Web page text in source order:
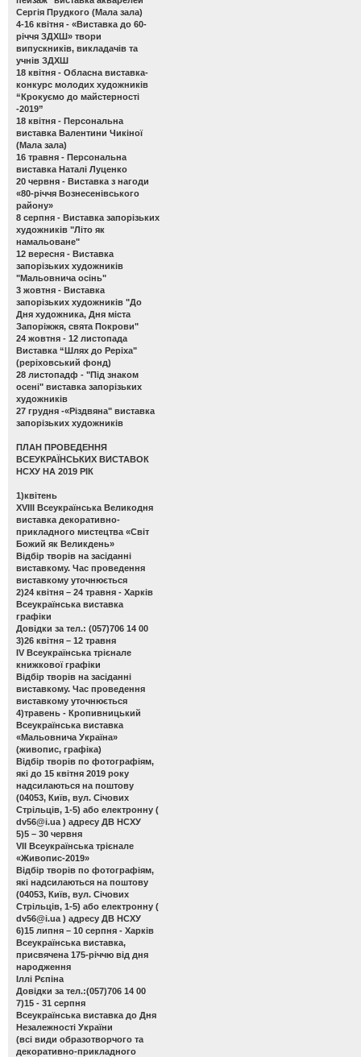
Сергія Прудкого (Мала зала)
4-16 квітня - «Виставка до 60-
річчя ЗДХШ» твори
випускників, викладачів та
учнів ЗДХШ
18 квітня - Обласна виставка-
конкурс молодих художників
“Крокуємо до майстерності
-2019”
18 квітня - Персональна
виставка Валентини Чикіної
(Мала зала)
16 травня - Персональна
виставка Наталі Луценко
20 червня - Виставка з нагоди
«80-річчя Вознесенівського
району»
8 серпня - Виставка запорізьких
художників "Літо як
намальоване"
12 вересня - Виставка
запорізьких художників
"Мальовнича осінь"
3 жовтня - Виставка
запорізьких художників "До
Дня художника, Дня міста
Запоріжжя, свята Покрови"
24 жовтня - 12 листопада
Виставка “Шлях до Реріха"
(реріховський фонд)
28 листопадф - "Під знаком
осені" виставка запорізьких
художників
27 грудня -«Різдвяна" виставка
запорізьких художників
ПЛАН ПРОВЕДЕННЯ
ВСЕУКРАЇНСЬКИХ ВИСТАВОК
НСХУ НА 2019 РІК
1)квітень
ХVІІІ Всеукраїнська Великодня
виставка декоративно-
прикладного мистецтва «Світ
Божий як Великдень»
Відбір творів на засіданні
виставкому. Час проведення
виставкому уточнюється
2)24 квітня – 24 травня - Харків
Всеукраїнська виставка
графіки
Довідки за тел.: (057)706 14 00
3)26 квітня – 12 травня
ІV Всеукраїнська трієнале
книжкової графіки
Відбір творів на засіданні
виставкому. Час проведення
виставкому уточнюється
4)травень - Кропивницький
Всеукраїнська виставка
«Мальовнича Україна»
(живопис, графіка)
Відбір творів по фотографіям,
які до 15 квітня 2019 року
надсилаються на поштову
(04053, Київ, вул. Січових
Стрільців, 1-5) або електронну (
dv56@i.ua ) адресу ДВ НСХУ
5)5 – 30 червня
VІІ Всеукраїнська трієнале
«Живопис-2019»
Відбір творів по фотографіям,
які надсилаються на поштову
(04053, Київ, вул. Січових
Стрільців, 1-5) або електронну (
dv56@i.ua ) адресу ДВ НСХУ
6)15 липня – 10 серпня - Харків
Всеукраїнська виставка,
присвячена 175-річчю від дня
народження
Іллі Рєпіна
Довідки за тел.:(057)706 14 00
7)15 - 31 серпня
Всеукраїнська виставка до Дня
Незалежності України
(всі види образотворчого та
декоративно-прикладного